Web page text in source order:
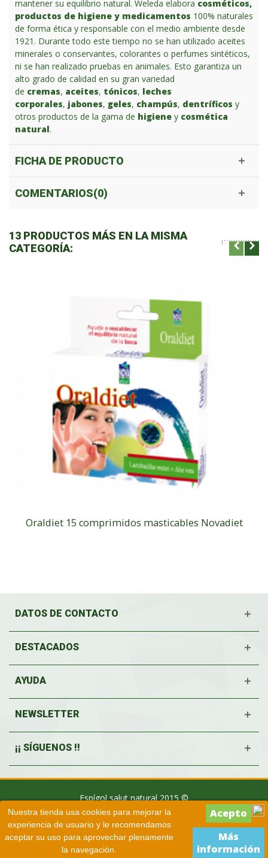
Nuestra tienda usa cookies para mejorar la
experiencia de usuario y le recomendamos
aceptar su uso para aprovechar plenamente
la navegación.
Más
información
mantener su equilibrio natural. Weleda elabora cosméticos,
productos de higiene y medicamentos 100% naturales
de forma ética y responsable con el medio ambiente desde
1921. Durante todo este tiempo no se han utilizado aceites
minerales o conservantes, colorantes o perfumes sintéticos,
ni se han realizado pruebas en animales. Esto garantiza un
alto grado de calidad en su gran variedad
de cremas, aceites, tónicos, leches
corporales, jabones, geles, champús, dentríficos y
otros productos de la gama de higiene y cosmética
natural.
FICHA DE PRODUCTO
COMENTARIOS(0)
13 PRODUCTOS MÁS EN LA MISMA
CATEGORÍA:
Oraldiet 15 comprimidos masticables Novadiet
DATOS DE CONTACTO
DESTACADOS
AYUDA
NEWSLETTER
¡¡ SÍGUENOS !!
Espígol salut natural 2015 ©